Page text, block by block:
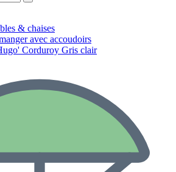
& chaises
avec accoudoirs
Corduroy Gris clair